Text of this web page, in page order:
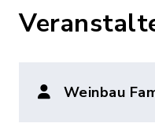
Weinbau